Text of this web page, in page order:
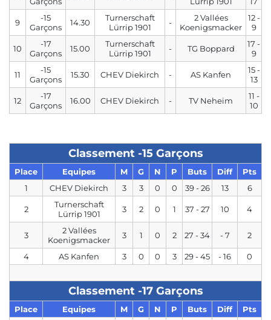
9
-15
Garçons
14.30
Turnerschaft
Lürrip 1901
-
2 Vallées
Koenigsmacker
12 -
9
10
-17
Garçons
15.00
Turnerschaft
Lürrip 1901
- TG Boppard
17 -
9
11
-15
Garçons
15.30 CHEV Diekirch - AS Kanfen
15 -
13
12
-17
Garçons
16.00 CHEV Diekirch - TV Neheim
11 -
10
Classement -15 Garçons
Place Equipes M G N P Buts Diff
Pts
1
CHEV Diekirch 3 3 0 0 39 - 26 13 6
2
Turnerschaft
Lürrip 1901
3 2 0 1 37 - 27 10 4
3
2 Vallées
Koenigsmacker
3 1 0 2 27 - 34 - 7 2
4 AS Kanfen 3 0 0 3 29 - 45 - 16 0
Classement -17 Garçons
Place Equipes M G N P Buts Diff Pts